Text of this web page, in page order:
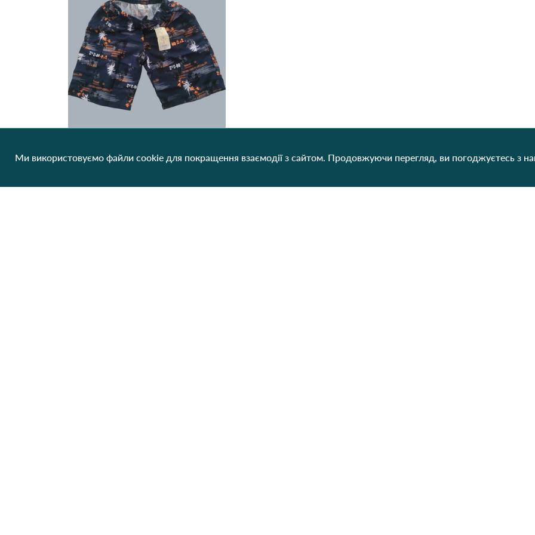
Ми використовуємо файли cookie для покращення взаємодії з сайтом. Продовжуючи перегляд, ви погоджуєтесь з